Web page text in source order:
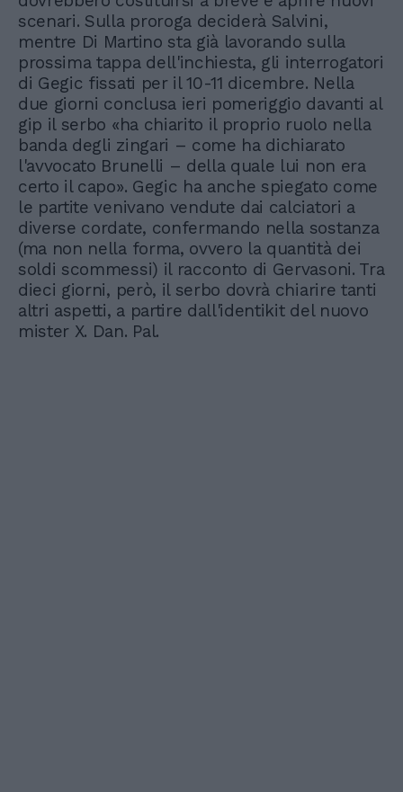
scenari. Sulla proroga deciderà Salvini,
mentre Di Martino sta già lavorando sulla
prossima tappa dell'inchiesta, gli interrogatori
di Gegic fissati per il 10-11 dicembre. Nella
due giorni conclusa ieri pomeriggio davanti al
gip il serbo «ha chiarito il proprio ruolo nella
banda degli zingari – come ha dichiarato
l'avvocato Brunelli – della quale lui non era
certo il capo». Gegic ha anche spiegato come
le partite venivano vendute dai calciatori a
diverse cordate, confermando nella sostanza
(ma non nella forma, ovvero la quantità dei
soldi scommessi) il racconto di Gervasoni. Tra
dieci giorni, però, il serbo dovrà chiarire tanti
altri aspetti, a partire dall'identikit del nuovo
mister X. Dan. Pal.